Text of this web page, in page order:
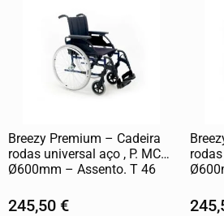
Breezy Premium – Cadeira
rodas universal aço , P. MC,
Ø600mm – Assento. T 46
245,50 €